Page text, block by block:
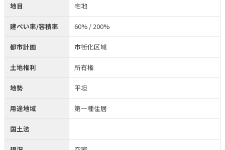
地目 宅地
建ぺい率/容積率 60% / 200%
都市計画 市街化区域
土地権利 所有権
地勢 平坦
用途地域 第一種住居
国土法